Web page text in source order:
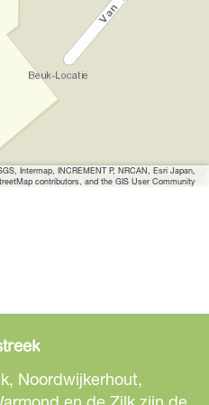
v
e
o
e
l
d
n
Intermap, INCREMENT P, NRCAN, Esri Japan,
contributors, and the GIS User Community
Noordwijkerhout,